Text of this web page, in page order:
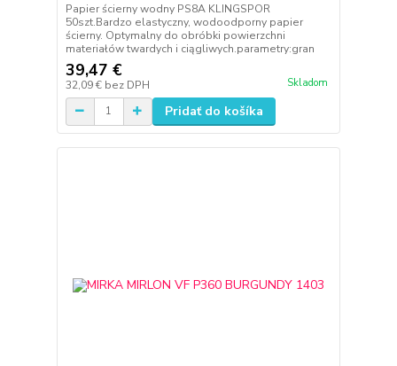
Papier ścierny wodny PS8A KLINGSPOR
50szt.Bardzo elastyczny, wodoodporny papier
ścierny. Optymalny do obróbki powierzchni
materiałów twardych i ciągliwych.parametry:gran
39,47 €
32,09 € bez DPH Skladom
Pridať do košíka